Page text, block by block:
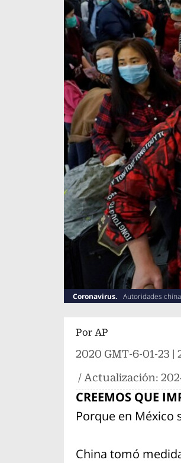
Coronavirus. Autoridades
Por AP
2020 GMT-6-01-23 |
/ Actualización:
CREEMOS QUE
Porque en México
China tomó